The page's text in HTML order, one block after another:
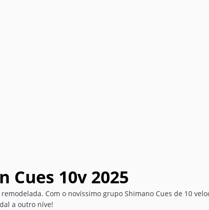
Cues 10v 2025
Com o novíssimo grupo Shimano Cues de 10
a outro níve!